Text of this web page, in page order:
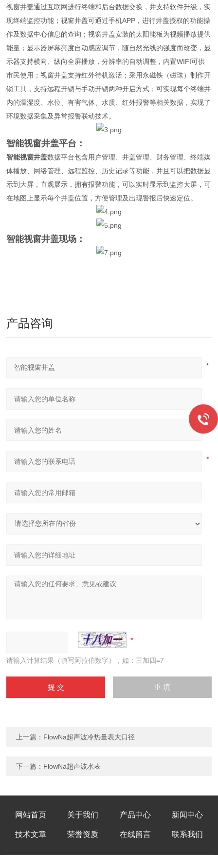
视窗井盖通过互联网进行终端和后台数据交换，并支持软件升级，实
现终端监控功能；视窗井盖可通过手机APP，进行井盖授权的功能操
作及数据中心信息的查询；视窗井盖安装的太阳能板为视频播放提供
能量；显示器屏幕亮度自动感应调节，随自然光线的强度而改变，显
示器支持横向、纵向全屏播放，分辨率的自动调整，内置WIFI可供
市民使用；视窗井盖支持红外待机激活；采用永磁铁（磁珠）制作开
锁工具，支持远程开锁与手动开锁两种开启方式；可实现每个终端井
内的温湿度、水位、有害气体、水质、红外报警等相关数据，实现了
环境数据采集及异常报警联动技术。
智能视窗井盖平台：
智能视窗井盖数据平台包含用户管理、井盖管理、财务管理、终端媒
体播放、网络管理、远程监控、历史记录等功能，并且可以把数据显
示到大屏，直观展示，拥有报警功能，可以实时显示到监控大屏，可
在地图上显示每个井盖位置，方便管理及出现警报后快速定位。
智能视窗井盖现场 ：
产品咨询
请输入计算结果（填写阿拉伯数字），如：三加四=7
上一篇： FlowNa超声波冷热量表大口径
下一篇： FlowNa超声波水表
网站首页 关于我们 产品中心 新闻中心
技术文章 荣誉资质 在线留言 联系我们